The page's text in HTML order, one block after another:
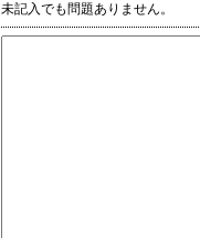
未記入でも問題ありません。